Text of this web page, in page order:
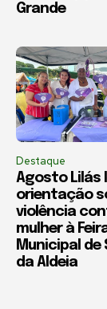
Grande
Destaque
Agosto Lilás
orientação
violência
mulher à
Municipal de
da Aldeia